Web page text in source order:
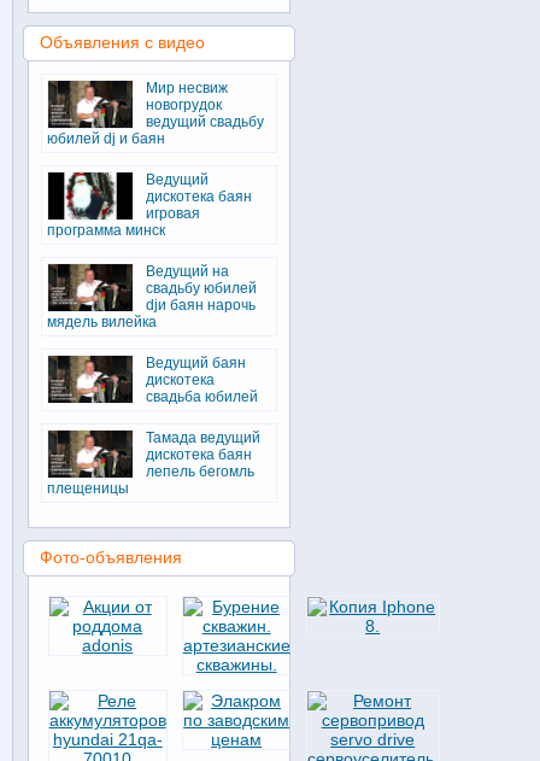
Объявления с видео
Мир несвиж
новогрудок
ведущий свадьбу
юбилей dj и баян
Ведущий
дискотека баян
игровая
программа минск
Ведущий на
свадьбу юбилей
djи баян нарочь
мядель вилейка
Ведущий баян
дискотека
свадьба юбилей
Тамада ведущий
дискотека баян
лепель бегомль
плещеницы
Фото-объявления